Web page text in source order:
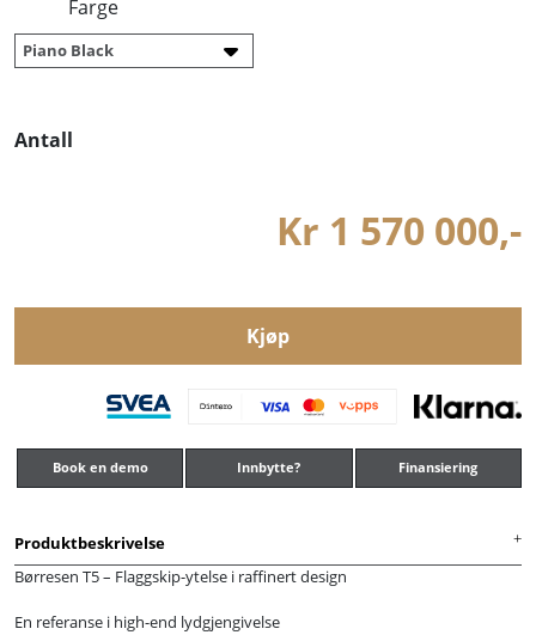
Farge
Antall
Kr 1 570 000,-
Kjøp
Book en demo Innbytte? Finansiering
Produktbeskrivelse
Børresen T5 – Flaggskip-ytelse i raffinert design
En referanse i high-end lydgjengivelse